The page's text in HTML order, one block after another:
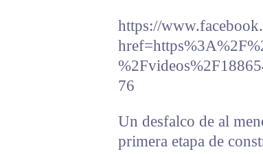
https://
76
Un desfalco de al
primera etapa de